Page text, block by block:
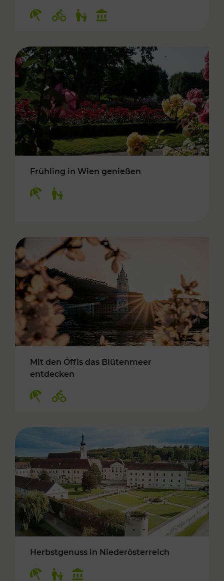
Frühling in Wien genießen
Mit den Öffis das Blütenmeer
entdecken
Herbstgenuss in Niederösterreich